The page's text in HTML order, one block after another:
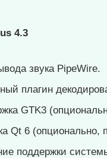
4.3
звука PipeWire.
плагин
GTK3
Qt 6 (опционально,
поддержки